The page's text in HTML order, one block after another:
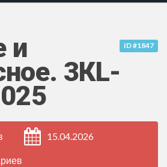
ID #1847
и
3КL-
15.04.2026